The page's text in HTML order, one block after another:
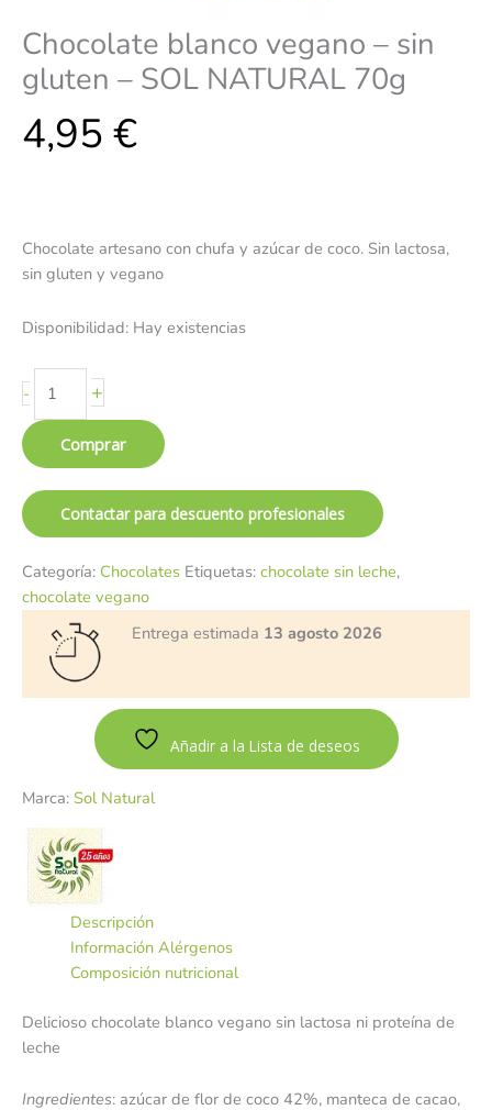
Chocolate blanco vegano – sin
gluten – SOL NATURAL 70g
4,95 €
Chocolate artesano con chufa y azúcar de coco. Sin lactosa,
sin gluten y vegano
Disponibilidad: Hay existencias
- +
Comprar
Contactar para descuento profesionales
Categoría: Chocolates Etiquetas: chocolate sin leche,
chocolate vegano
Entrega estimada 13 agosto 2026
Añadir a la Lista de deseos
Marca: Sol Natural
Descripción
Información Alérgenos
Composición nutricional
Delicioso chocolate blanco vegano sin lactosa ni proteína de
leche
Ingredientes: azúcar de flor de coco 42%, manteca de cacao,